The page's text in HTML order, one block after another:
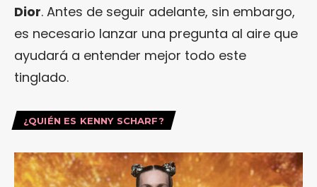
Dior. Antes de seguir adelante, sin embargo,
es necesario lanzar una pregunta al aire que
ayudará a entender mejor todo este
tinglado.
¿QUIÉN ES KENNY SCHARF?